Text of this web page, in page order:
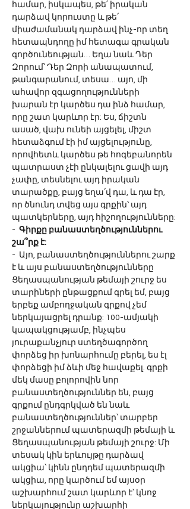
համար, իսկապես, թե՛ իրական
դարձավ կորուստը և թե՛
միաժամանակ դարձավ ինչ-որ տեղ
հետապնդողը իմ հետագա գրական
գործունեության… Եղա նաև Դեր
Զորում՝ Դեր Զորի անապատում,
թանգարանում, տեսա… այո, մի
ահավոր զգացողությունների
խարան էր կարծես դա ինձ համար,
որը շատ կարևոր էր: Ես, ճիշտն
ասած, վախ ունեի այցելել, միշտ
հետաձգում էի իմ այցելությունը,
որովհետև կարծես թե հոգեբանորեն
պատրաստ չէի ընկալելու ցավի այդ
չափը, տեսնելու այդ իրական
տարածքը, բայց եղա՛վ դա, և դա էր,
որ ծնունդ տվեց այս գրքին՝ այդ
պատկերները, այդ հիշողությունները:
- Գիրքը բանաստեղծություններու
շա՞րք է:
-  Այո, բանաստեղծություններու շարք
է և այս բանաստեղծությունները
Ցեղասպանության թեմայի շուրջ ես
տարիների ընթացքում գրել եմ, բայց
երբեք ամբողջական գրքով չեմ
ներկայացրել դրանք: 100-ամյակի
կապակցությամբ, ինչպես
յուրաքանչյուր ստեղծագործող
փորձեց իր խոնարհումը բերել, ես էլ
փորձեցի իմ ձևի մեջ հավաքել. գրքի
մեկ մասը բոլորովին նոր
բանաստեղծություններ են, բայց
գրքում ընդգրկված են նաև
բանաստեղծություններ՝ տարբեր
շրջաններում պատերազմի թեմայի և
Ցեղասպանության թեմայի շուրջ: Մի
տեսակ կին երևույթը դարձավ
ակցիա՝ կինն ընդդեմ պատերազմի
ակցիա, որը կարծում եմ այսօր
աշխարհում շատ կարևոր է՝ կնոջ
ներկայությունը աշխարհի